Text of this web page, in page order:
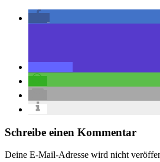
Schreibe einen Kommentar
Deine E-Mail-Adresse wird nicht